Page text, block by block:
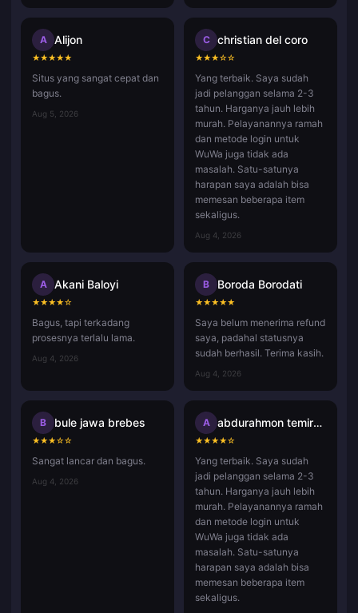
A Alijon
★★★★★
Situs yang sangat cepat dan
bagus.
Aug 5, 2026
C christian del coro
★★★☆☆
Yang terbaik. Saya sudah
jadi pelanggan selama 2-3
tahun. Harganya jauh lebih
murah. Pelayanannya ramah
dan metode login untuk
WuWa juga tidak ada
masalah. Satu-satunya
harapan saya adalah bisa
memesan beberapa item
sekaligus.
Aug 4, 2026
A Akani Baloyi
★★★★☆
Bagus, tapi terkadang
prosesnya terlalu lama.
Aug 4, 2026
B Boroda Borodati
★★★★★
Saya belum menerima refund
saya, padahal statusnya
sudah berhasil. Terima kasih.
Aug 4, 2026
B bule jawa brebes
★★★☆☆
Sangat lancar dan bagus.
Aug 4, 2026
A abdurahmon temirqulov
★★★★☆
Yang terbaik. Saya sudah
jadi pelanggan selama 2-3
tahun. Harganya jauh lebih
murah. Pelayanannya ramah
dan metode login untuk
WuWa juga tidak ada
masalah. Satu-satunya
harapan saya adalah bisa
memesan beberapa item
sekaligus.